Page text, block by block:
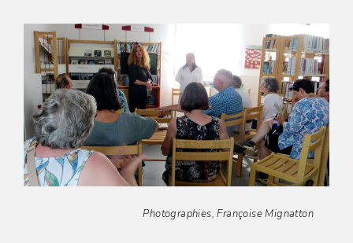
Photographies, Françoise Mignatton